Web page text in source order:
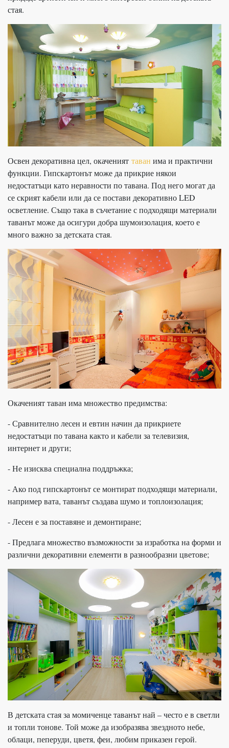
стая.
Освен декоративна цел, окаченият таван има и практични
функции. Гипскартонът може да прикрие някои
недостатъци като неравности по тавана. Под него могат да
се скрият кабели или да се постави декоративно LED
осветление. Също така в съчетание с подходящи материали
таванът може да осигури добра шумоизолация, което е
много важно за детската стая.
Окаченият таван има множество предимства:
- Сравнително лесен и евтин начин да прикриете
недостатъци по тавана както и кабели за телевизия,
интернет и други;
- Не изисква специална поддръжка;
- Ако под гипскартонът се монтират подходящи материали,
например вата, таванът създава шумо и топлоизолация;
- Лесен е за поставяне и демонтиране;
- Предлага множество възможности за изработка на форми и
различни декоративни елементи в разнообразни цветове;
В детската стая за момиченце таванът най – често е в светли
и топли тонове. Той може да изобразява звездното небе,
облаци, пеперуди, цветя, феи, любим приказен герой.